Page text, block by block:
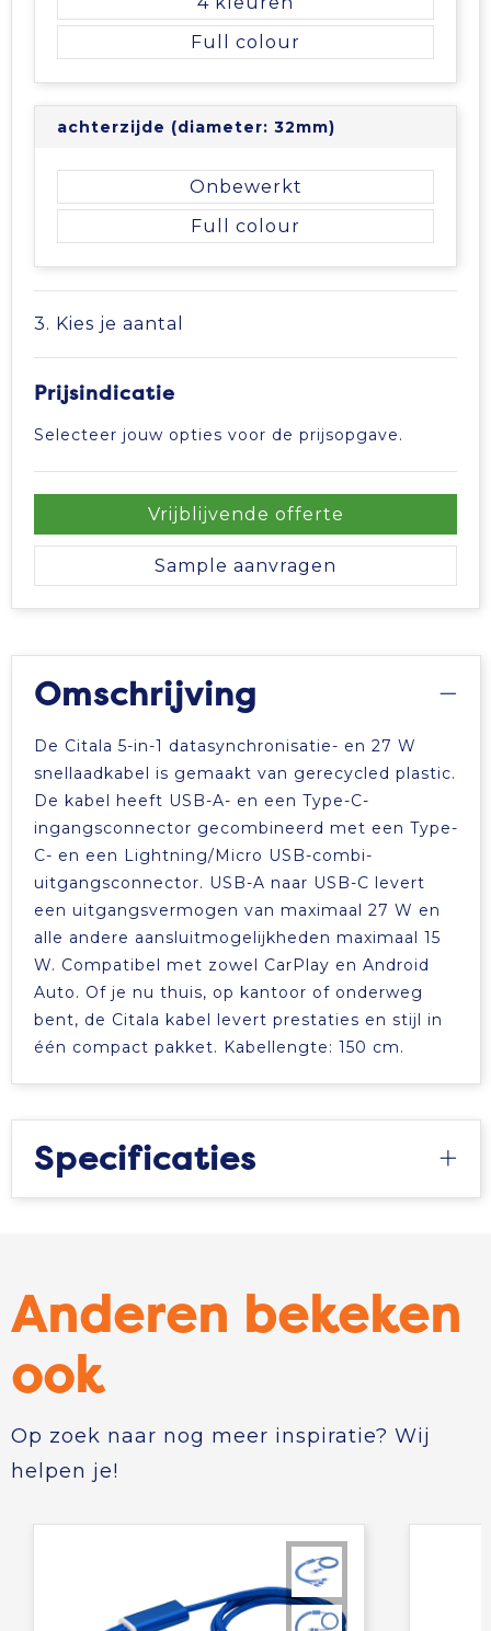
Full colour
achterzijde (diameter: 32mm)
Onbewerkt
Full colour
3. Kies je aantal
Prijsindicatie
Selecteer jouw opties voor de prijsopgave.
Vrijblijvende offerte
Sample aanvragen
Omschrijving
De Citala 5-in-1 datasynchronisatie- en 27 W
snellaadkabel is gemaakt van gerecycled plastic.
De kabel heeft USB-A- en een Type-C-
ingangsconnector gecombineerd met een Type-
C- en een Lightning/Micro USB-combi-
uitgangsconnector. USB-A naar USB-C levert
een uitgangsvermogen van maximaal 27 W en
alle andere aansluitmogelijkheden maximaal 15
W. Compatibel met zowel CarPlay en Android
Auto. Of je nu thuis, op kantoor of onderweg
bent, de Citala kabel levert prestaties en stijl in
één compact pakket. Kabellengte: 150 cm.
Specificaties
Anderen bekeken
ook
Op zoek naar nog meer inspiratie? Wij
helpen je!